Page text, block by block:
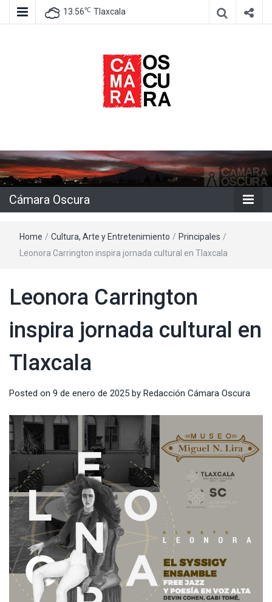
13.56℃ Tlaxcala
Cámara
Oscura
Cámara Oscura
Home / Cultura, Arte y Entretenimiento / Principales /
Leonora Carrington inspira jornada cultural en Tlaxcala
Leonora Carrington
inspira jornada cultural en
Tlaxcala
Posted on 9 de enero de 2025 by Redacción Cámara Oscura